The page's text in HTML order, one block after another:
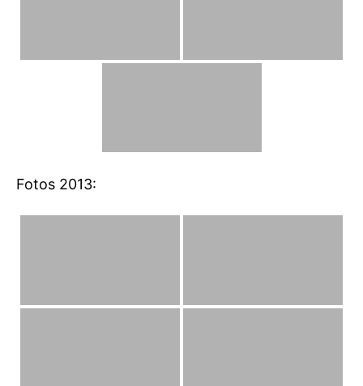
Fotos 2013: